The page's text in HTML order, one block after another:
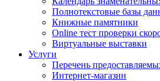
Полнотекстовые базы
Книжные памятники
Online тест проверки
Виртуальные выставки
Услуги
Перечень
Интернет-магазин